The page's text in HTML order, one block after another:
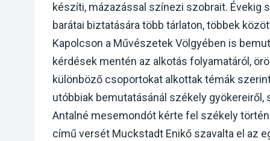
készíti, mázazással színezi szobrait. Évekig
barátai biztatására több tárlaton, többek
Kapolcson a Művészetek Völgyében is
kérdések mentén az alkotás folyamatáról,
különböző csoportokat alkottak témák
utóbbiak bemutatásánál székely
Antalné mesemondót kérte fel székely
című versét Muckstadt Enikő szavalta el az